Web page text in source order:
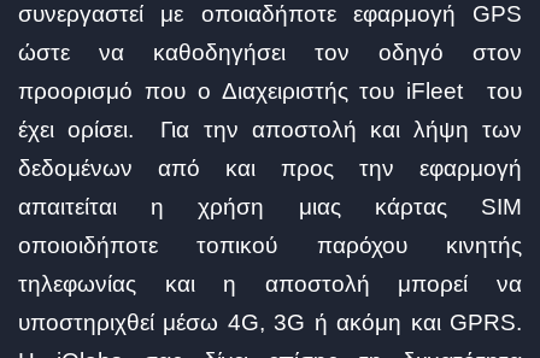
συνεργαστεί με οποιαδήποτε εφαρμογή GPS
ώστε να καθοδηγήσει τον οδηγό στον
προορισμό που ο Διαχειριστής του iFleet του
έχει ορίσει. Για την αποστολή και λήψη των
δεδομένων από και προς την εφαρμογή
απαιτείται η χρήση μιας κάρτας SIM
οποιοιδήποτε τοπικού παρόχου κινητής
τηλεφωνίας και η αποστολή μπορεί να
υποστηριχθεί μέσω 4G, 3G ή ακόμη και GPRS.